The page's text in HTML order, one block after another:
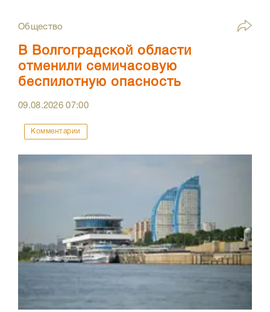
Общество
В Волгоградской области
отменили семичасовую
беспилотную опасность
09.08.202607:00
Комментарии